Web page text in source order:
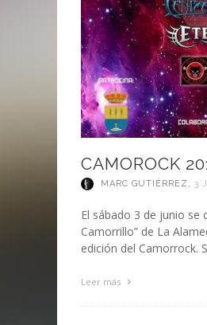
CAMOROCK
MARC GUTIÉRREZ , 3
El sábado 3 de junio se
Camorrillo” de La
edición del Camorrock.
Leer más